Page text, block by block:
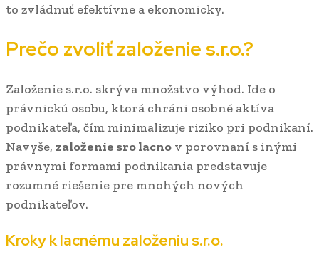
to zvládnuť efektívne a ekonomicky.
Prečo zvoliť založenie s.r.o.?
Založenie s.r.o. skrýva množstvo výhod. Ide o
právnickú osobu, ktorá chráni osobné aktíva
podnikateľa, čím minimalizuje riziko pri podnikaní.
Navyše, založenie sro lacno v porovnaní s inými
právnymi formami podnikania predstavuje
rozumné riešenie pre mnohých nových
podnikateľov.
Kroky k lacnému založeniu s.r.o.